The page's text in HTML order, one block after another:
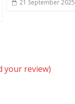
21 September 2025
your review)